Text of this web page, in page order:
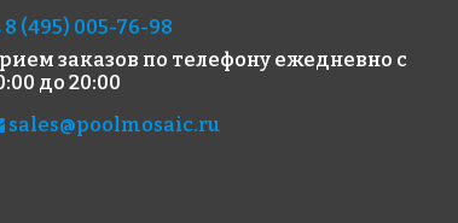
8 (495) 005-76-98
заказов по телефону ежедневно с
до 20:00
sales@poolmosaic.ru